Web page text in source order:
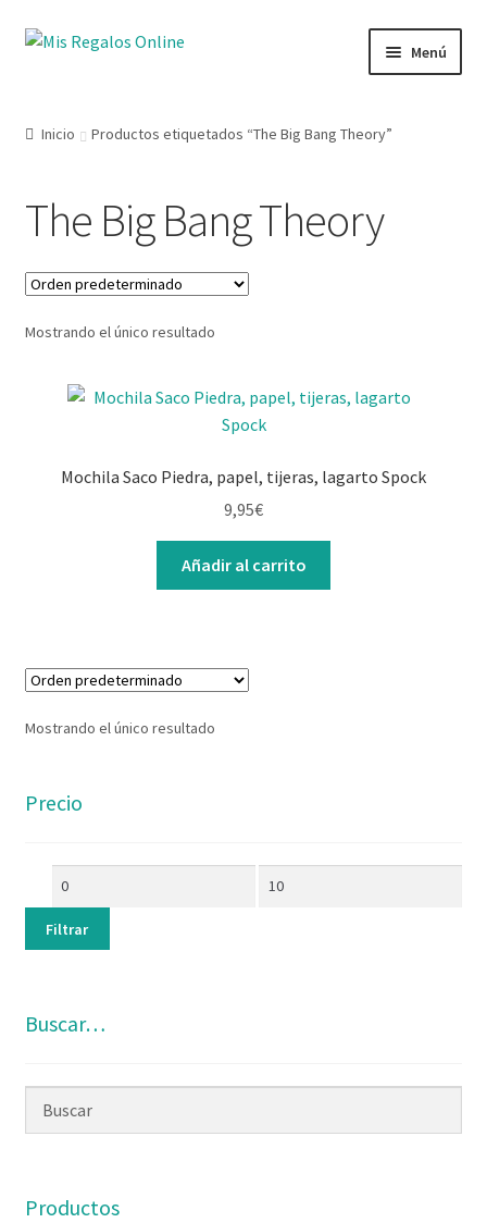
Menú
Secciones
Ofertas
Novedades
Lista de deseos
Inicio Productos etiquetados “The Big Bang Theory”
The Big Bang Theory
Mostrando el único resultado
Mochila Saco Piedra, papel, tijeras, lagarto Spock
9,95€
Añadir al carrito
Mostrando el único resultado
Precio
Filtrar
Buscar…
Productos